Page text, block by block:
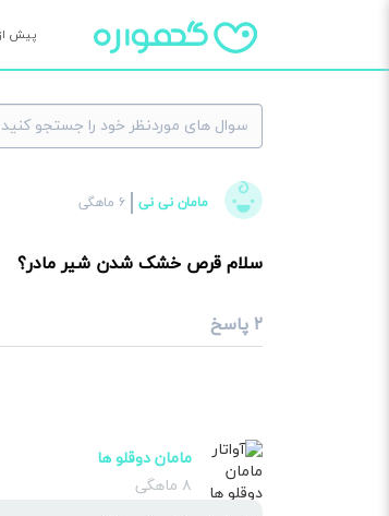
پیش از
مامان نی نی ۶ ماهگی
سلام قرص خشک شدن شیر مادر؟
۲ پاسخ
مامان دوقلو ها
۸ ماهگی